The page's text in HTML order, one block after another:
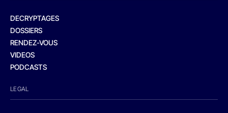
DECRYPTAGES
DOSSIERS
RENDEZ-VOUS
VIDEOS
PODCASTS
LEGAL